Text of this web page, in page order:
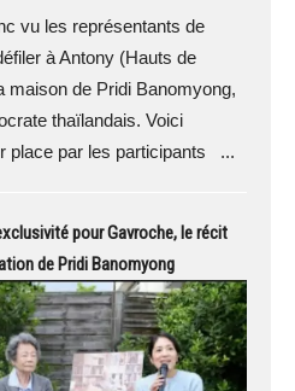
vu les représentants de
à Antony (Hauts de
maison de Pridi Banomyong,
thaïlandais. Voici
place par les participants ...
pour Gavroche, le récit
de Pridi Banomyong